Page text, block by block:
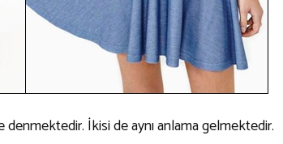
İkisi de aynı anlama gelmektedir.